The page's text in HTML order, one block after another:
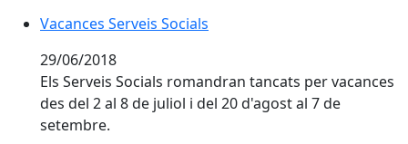
Vacances Serveis Socials
29/06/2018
Els Serveis Socials romandran tancats per vacances
des del 2 al 8 de juliol i del 20 d'agost al 7 de
setembre.